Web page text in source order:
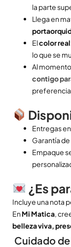
la parte
Llega en
Elcolor
lo que se
Al
contigo
preferencia
Entregas
Garantía de
Empaque
¿Es
Incluye una nota
En Mi Matica ,
belleza viva,
Cuidado